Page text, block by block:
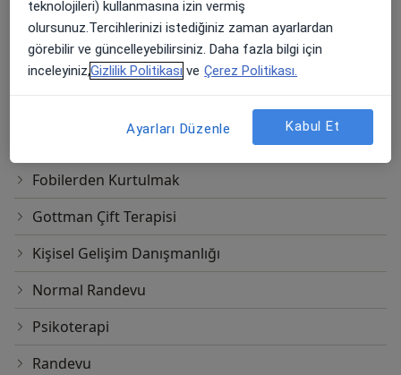
EMDR Terapi
Evlilik Danışmanlığı
Fobilerden Kurtulmak
Gottman Çift Terapisi
Kişisel Gelişim Danışmanlığı
Normal Randevu
Psikoterapi
Randevu
teknolojileri) kullanmasına izin vermiş
olursunuz.Tercihlerinizi istediğiniz zaman ayarlardan
görebilir ve güncelleyebilirsiniz. Daha fazla bilgi için
inceleyiniz,Gizlilik Politikası ve Çerez Politikası.
Ayarları Düzenle Kabul Et